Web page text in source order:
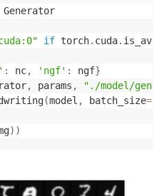
Generator
if torch. cuda.
: nc, 'ngf' : ngf}
, params ,
"./model/
(model , batch_size=
) )